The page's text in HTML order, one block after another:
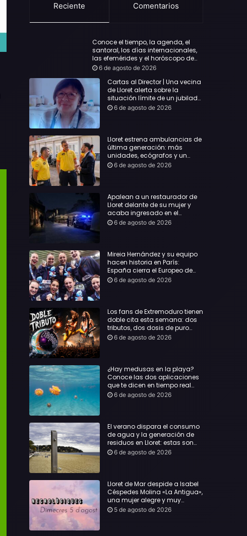
Reciente Comentarios
Conoce el tiempo, la agenda, el
santoral, los días internacionales,
las efemérides y el horóscopo de
hoy Jueves, 6 de agosto de 2026
6 de agosto de 2026
Cartas al Director | Una vecina
de Lloret alerta sobre la
situación límite de un jubilado
de 65 años y pide una
6 de agosto de 2026
Lloret estrena ambulancias de
última generación: más
unidades, ecógrafos y un
servicio reforzado las 24 horas
6 de agosto de 2026
Apalean a un restaurador de
Lloret delante de su mujer y
acaba ingresado en el
Hospital Vall d’Hebron
6 de agosto de 2026
Mireia Hernández y su equipo
hacen historia en París:
España cierra el Europeo de
natación artística con ocho
6 de agosto de 2026
Los fans de Extremoduro tienen
doble cita esta semana: dos
tributos, dos dosis de puro
rock de la mano del Clon
6 de agosto de 2026
¿Hay medusas en la playa?
Conoce las dos aplicaciones
que te dicen en tiempo real
dónde bañarte con
6 de agosto de 2026
El verano dispara el consumo
de agua y la generación de
residuos en Lloret: estas son
las cifras que deja el turismo
6 de agosto de 2026
Lloret de Mar despide a Isabel
Céspedes Molina «La Antigua»,
una mujer alegre y muy
querida en la población
5 de agosto de 2026